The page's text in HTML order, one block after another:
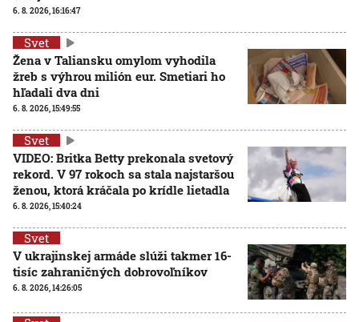
6. 8. 2026, 16:16:47
Svet
Žena v Taliansku omylom vyhodila
žreb s výhrou milión eur. Smetiari ho
hľadali dva dni
6. 8. 2026, 15:49:55
Svet
VIDEO: Britka Betty prekonala svetový
rekord. V 97 rokoch sa stala najstaršou
ženou, ktorá kráčala po krídle lietadla
6. 8. 2026, 15:40:24
Svet
V ukrajinskej armáde slúži takmer 16-
tisíc zahraničných dobrovoľníkov
6. 8. 2026, 14:26:05